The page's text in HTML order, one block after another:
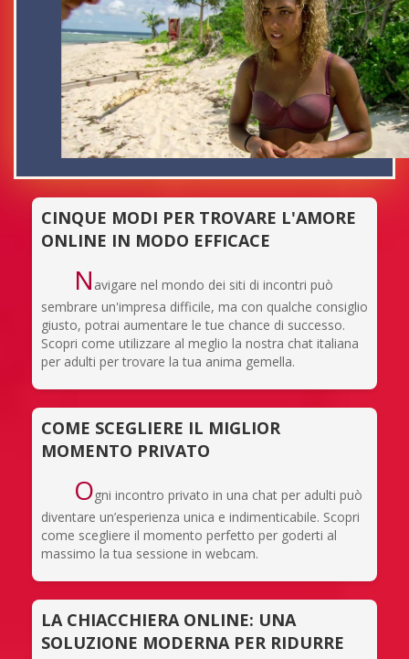
CINQUE MODI PER TROVARE L'AMORE
ONLINE IN MODO EFFICACE
N avigare nel mondo dei siti di incontri può
sembrare un'impresa difficile, ma con qualche consiglio
giusto, potrai aumentare le tue chance di successo.
Scopri come utilizzare al meglio la nostra chat italiana
per adulti per trovare la tua anima gemella.
COME SCEGLIERE IL MIGLIOR
MOMENTO PRIVATO
Ogni incontro privato in una chat per adulti può
diventare un’esperienza unica e indimenticabile. Scopri
come scegliere il momento perfetto per goderti al
massimo la tua sessione in webcam.
LA CHIACCHIERA ONLINE: UNA
SOLUZIONE MODERNA PER RIDURRE